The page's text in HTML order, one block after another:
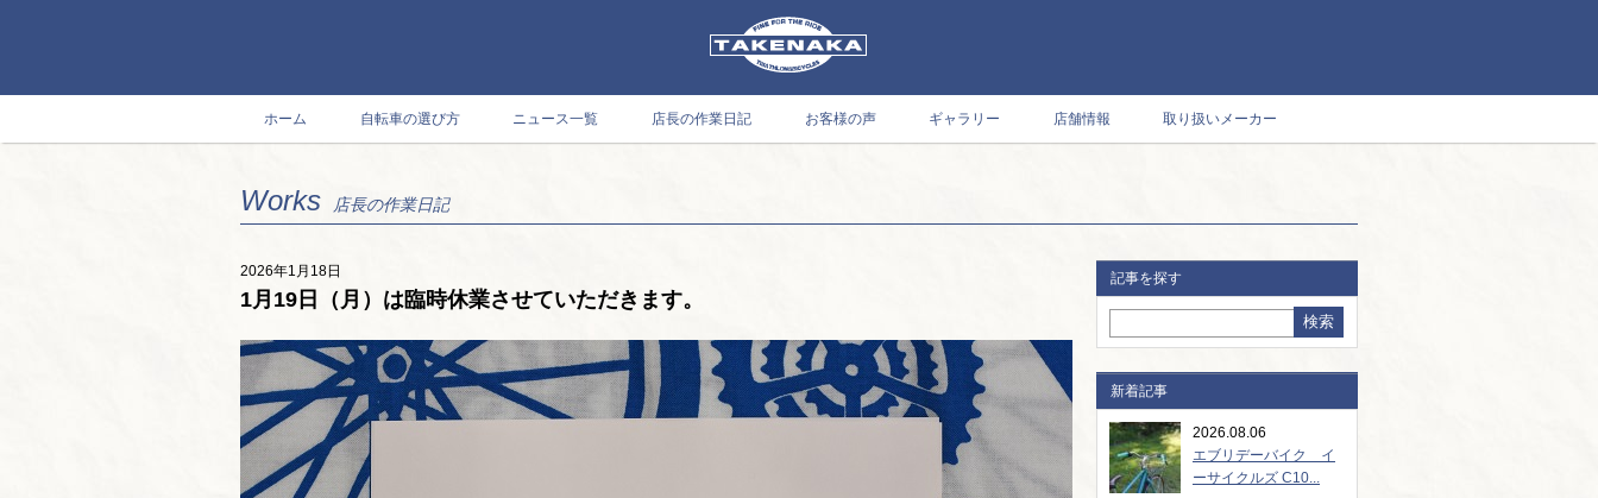
ホーム 自転車の選び方 ニュース一覧 店長の作業日記 お客様の声 ギャラリー 店舗情報 取り扱いメーカー
Works 店長の作業日記
2026年1月18日
1月19日（月）は臨時休業させていただきます。
記事を探す
新着記事
2026.08.06
エブリデーバイク イ
ーサイクルズ C10...